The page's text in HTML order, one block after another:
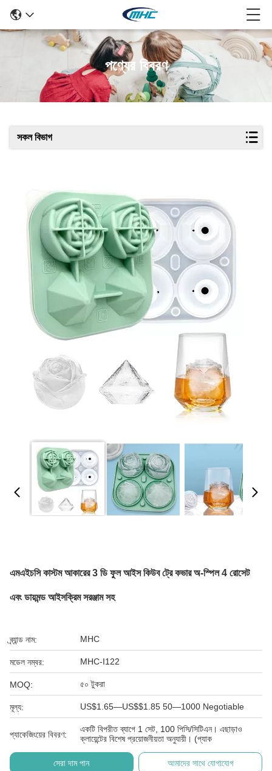
পণ্যের বিবরণ
সকল বিভাগ
এমএইচসি কাস্টম আকারের 3 ডি ফুল আইস কিউব ট্রে কভার অ-স্পিল 4 রোসেট
এবং ডায়মন্ড আইসক্রিম সরঞ্জাম সহ
ব্র্যান্ড নাম: MHC
মডেল নম্বর: MHC-I122
MOQ: ৫০ টুকরা
মূল্য: US$1.65—US$$1.85 50—1000 Negotiable
প্যাকেজিংয়ের বিবরণ:
একটি বিপরীত ব্যাগে 1 সেট, 100 পিসি/সিটিএন। এছাড়াও
ক্লায়েন্টের বিশেষ প্রয়োজনীয়তা অনুযায়ী। (প্যাক
সেরা দাম পান আমাদের সাথে যোগাযোগ